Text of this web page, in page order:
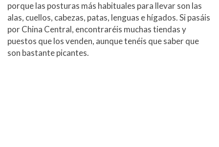
porque las posturas más habituales para llevar son las
alas, cuellos, cabezas, patas, lenguas e hígados. Si pasáis
por China Central, encontraréis muchas tiendas y
puestos que los venden, aunque tenéis que saber que
son bastante picantes.